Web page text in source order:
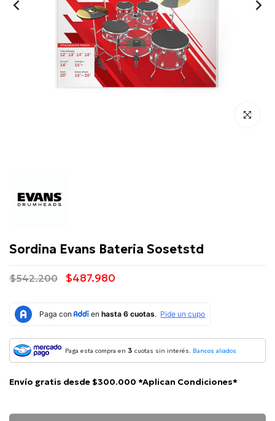
Click para
Sordina Evans Bateria Sosetstd
$542.200 $487.980
Paga esta compra en 3 cuotas sin interés. Bancos aliados
Envío gratis desde $300.000 *Aplican Condiciones*